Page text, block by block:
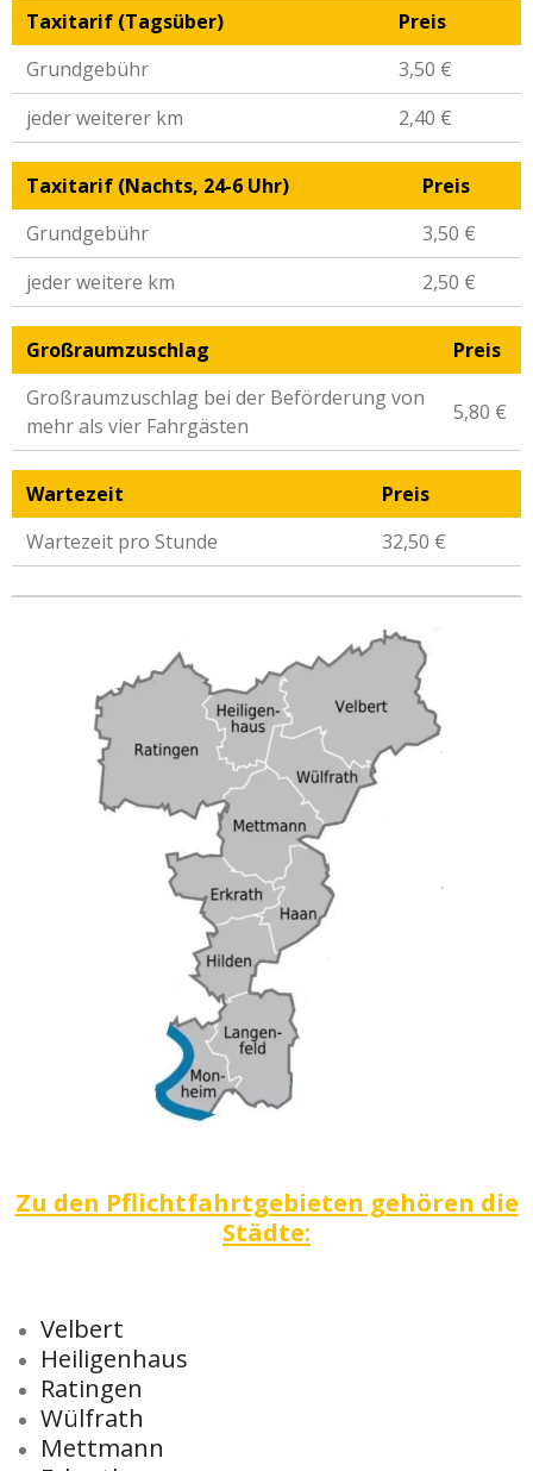
Taxitarif (Tagsüber)
Preis
Grundgebühr
3,50 €
jeder weiterer km
2,40 €
Taxitarif (Nachts, 24-6 Uhr)
Preis
Grundgebühr
3,50 €
jeder weitere km
2,50 €
Großraumzuschlag
Preis
Großraumzuschlag bei der Beförderung von
mehr als vier Fahrgästen
5,80 €
Wartezeit
Preis
Wartezeit pro Stunde
32,50 €
Zu den Pflichtfahrtgebieten gehören die
Städte:
Velbert
Heiligenhaus
Ratingen
Wülfrath
Mettmann